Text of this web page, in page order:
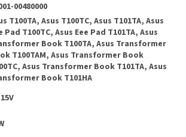
00480000
T100TA, Asus T100TC, Asus T101TA, Asus
Pad T100TC, Asus Eee Pad T101TA, Asus
Book T100TA, Asus Transformer
T100TAM, Asus Transformer Book
Asus Transformer Book T101TA, Asus
Book T101HA